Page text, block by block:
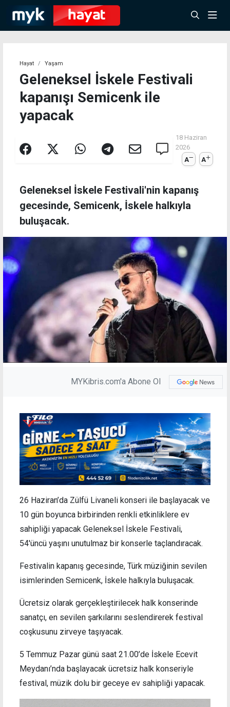
Hayat Yaşam
Geleneksel İskele Festivali
kapanışı Semicenk ile
yapacak
18 Haziran
2026
A
A
Geleneksel İskele Festivali'nin kapanış
gecesinde, Semicenk, İskele halkıyla
buluşacak.
MYKibris.com'a Abone Ol
26 Haziran’da Zülfü Livaneli konseri ile başlayacak ve
10 gün boyunca birbirinden renkli etkinliklere ev
sahipliği yapacak Geleneksel İskele Festivali,
54'üncü yaşını unutulmaz bir konserle taçlandıracak.
Festivalin kapanış gecesinde, Türk müziğinin sevilen
isimlerinden Semicenk, İskele halkıyla buluşacak.
Ücretsiz olarak gerçekleştirilecek halk konserinde
sanatçı, en sevilen şarkılarını seslendirerek festival
coşkusunu zirveye taşıyacak.
5 Temmuz Pazar günü saat 21.00’de İskele Ecevit
Meydanı’nda başlayacak ücretsiz halk konseriyle
festival, müzik dolu bir geceye ev sahipliği yapacak.